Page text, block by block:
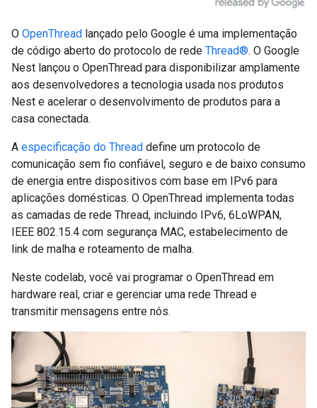
O OpenThread lançado pelo Google é uma implementação
de código aberto do protocolo de rede Thread®. O Google
Nest lançou o OpenThread para disponibilizar amplamente
aos desenvolvedores a tecnologia usada nos produtos
Nest e acelerar o desenvolvimento de produtos para a
casa conectada.
A especificação do Thread define um protocolo de
comunicação sem fio confiável, seguro e de baixo consumo
de energia entre dispositivos com base em IPv6 para
aplicações domésticas. O OpenThread implementa todas
as camadas de rede Thread, incluindo IPv6, 6LoWPAN,
IEEE 802.15.4 com segurança MAC, estabelecimento de
link de malha e roteamento de malha.
Neste codelab, você vai programar o OpenThread em
hardware real, criar e gerenciar uma rede Thread e
transmitir mensagens entre nós.